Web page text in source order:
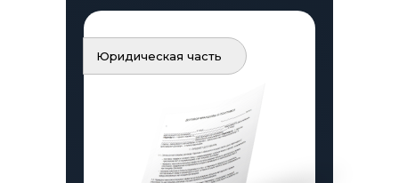
Юридическая часть